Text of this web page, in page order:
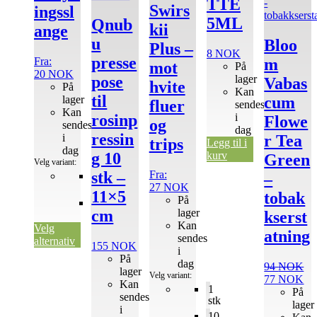
ingssl
ange
Fra:
20 NOK
1
m
50
m
På
lager
Kan
sendes
i
dag
Velg variant:
Velg
alternativ
kan
velges
på
Qnub
u
presse
pose
til
rosinp
ressin
g 10
stk –
11×5
cm
155NOK
På
lager
Kan
sendes
i
velges
på
produktsiden
Swirs
kii
Plus –
mot
hvite
fluer
og
trips
Fra:
27 NOK
1
stk
På
lager
Kan
sendes
i
dag
Velg variant:
kan
velges
på
produktsiden
TTE
5ML
8 NOK
På
lager
Kan
sendes
i
dag
Legg til i
kurv
Bloo
m
Vabas
cum
Flowe
r Tea
Green
–
tobak
kserst
atning
94NOK
Opprinnelig
77NOK
er:
På
lager